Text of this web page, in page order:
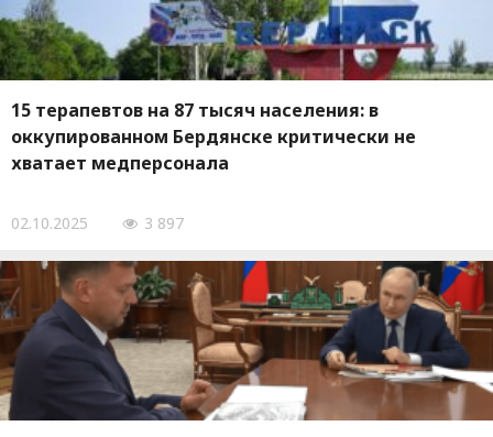
15 терапевтов на 87 тысяч населения: в
оккупированном Бердянске критически не
хватает медперсонала
02.10.2025 3 897